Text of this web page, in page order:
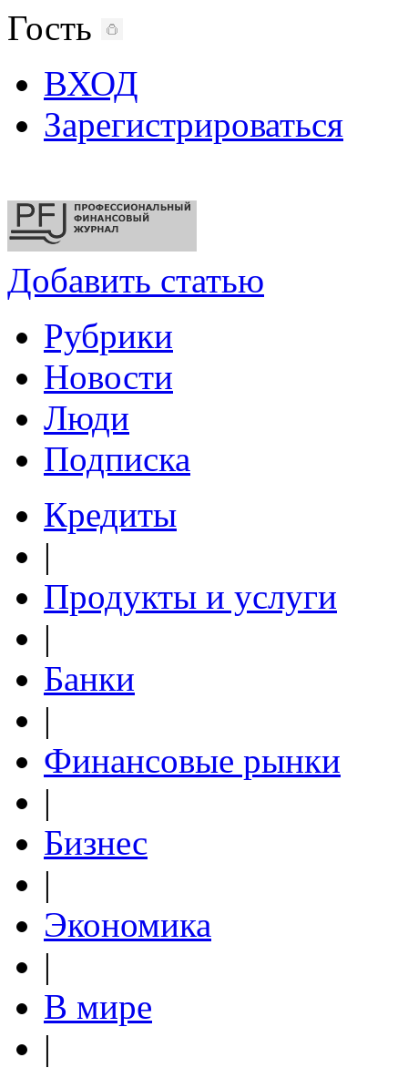
Гость
ВХОД
Зарегистрироваться
Добавить статью
Рубрики
Новости
Люди
Подписка
Кредиты
|
Продукты и услуги
|
Банки
|
Финансовые рынки
|
Бизнес
|
Экономика
|
В мире
|